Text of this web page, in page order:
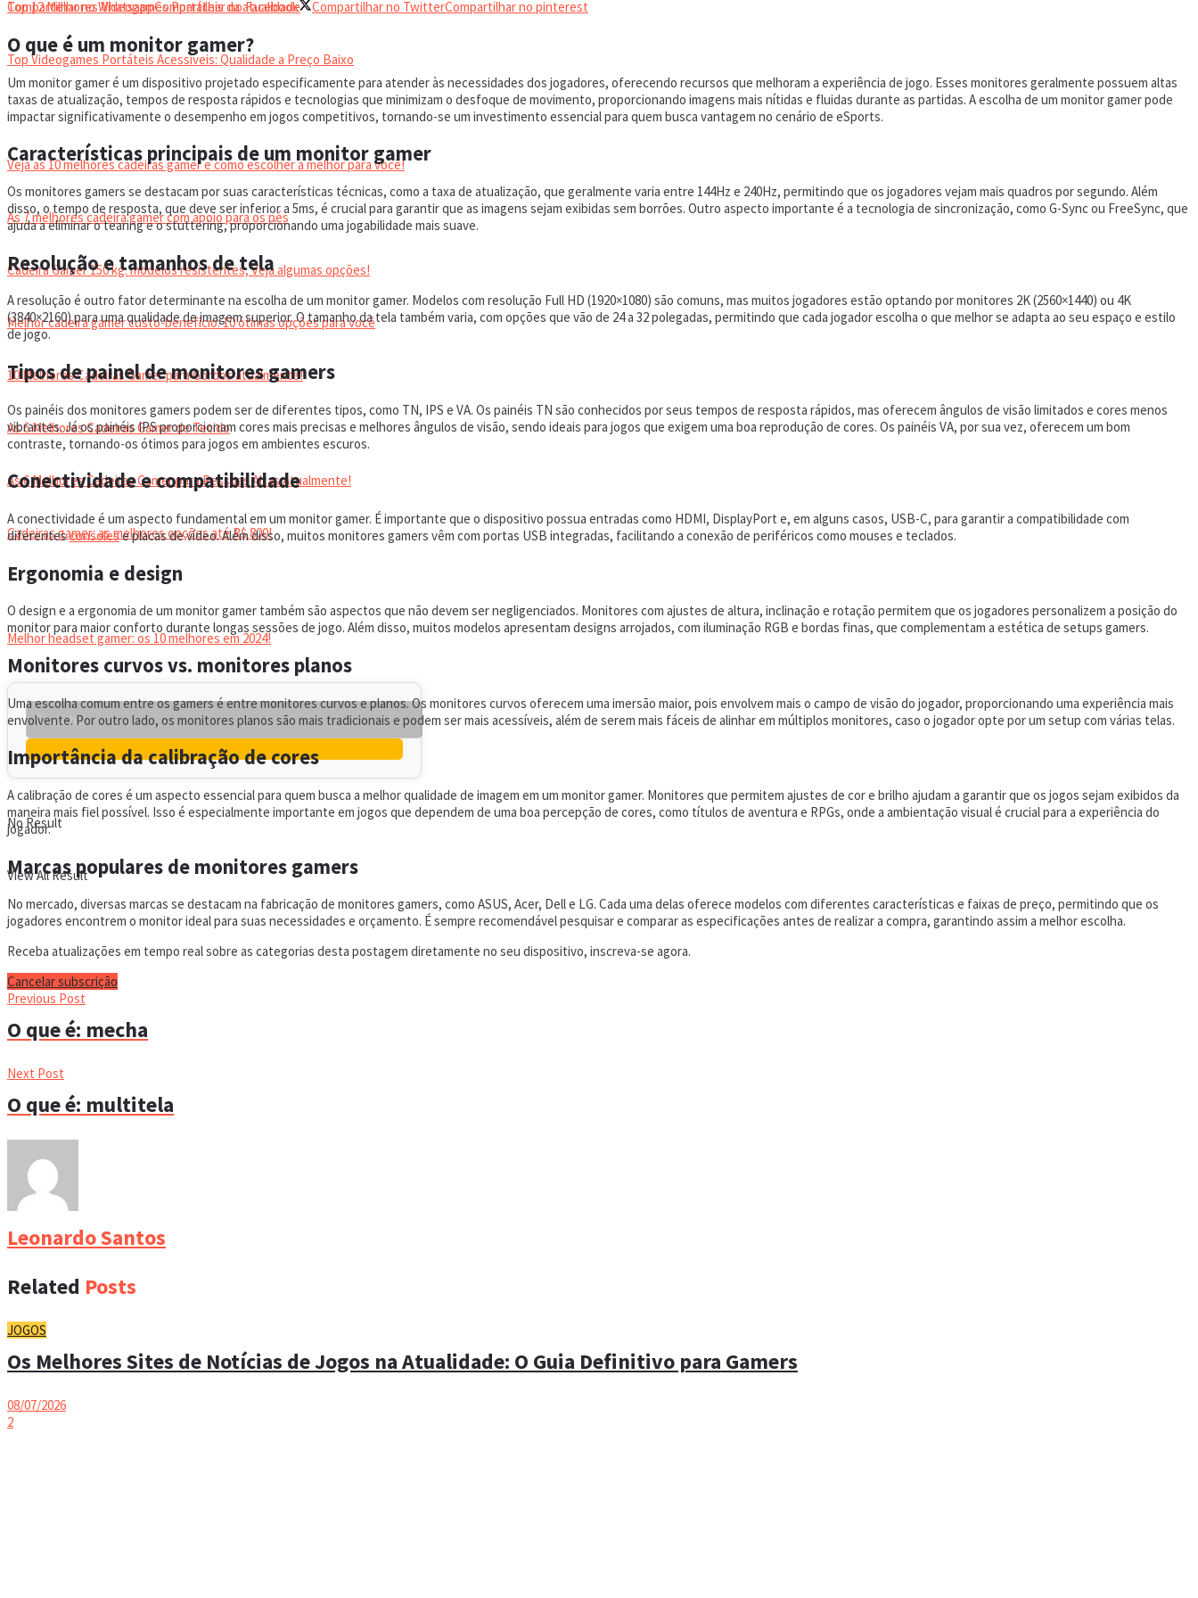
Top 12 Melhores Videogames Portáteis da atualidade
Top Videogames Portáteis Acessíveis: Qualidade a Preço Baixo
CADEIRA GAMER
Veja as 10 melhores cadeiras gamer e como escolher a melhor para você!
As 7 melhores cadeira gamer com apoio para os pés
Cadeira Gamer 150 kg: modelos resistentes, Veja algumas opções!
Melhor cadeira gamer custo-benefício: 10 ótimas opções para você
10 Melhores Cadeiras Gamer para Gordos atualmente!
As 6 Melhores Cadeiras Gamer de Tecido
As 6 Melhores Cadeiras Gamer para Pessoas Altas Atualmente!
Cadeiras gamer: as melhores opções até R$ 800!
HEADSET
Melhor headset gamer: os 10 melhores em 2024!
No Result
View All Result
Compartilhar no WhatsappCompartilhar no Facebook Compartilhar no TwitterCompartilhar no pinterest
O que é um monitor gamer?
Um monitor gamer é um dispositivo projetado especificamente para atender às necessidades dos jogadores, oferecendo recursos que melhoram a experiência de jogo. Esses monitores geralmente possuem altas
taxas de atualização, tempos de resposta rápidos e tecnologias que minimizam o desfoque de movimento, proporcionando imagens mais nítidas e fluidas durante as partidas. A escolha de um monitor gamer pode
impactar significativamente o desempenho em jogos competitivos, tornando-se um investimento essencial para quem busca vantagem no cenário de eSports.
Características principais de um monitor gamer
Os monitores gamers se destacam por suas características técnicas, como a taxa de atualização, que geralmente varia entre 144Hz e 240Hz, permitindo que os jogadores vejam mais quadros por segundo. Além
disso, o tempo de resposta, que deve ser inferior a 5ms, é crucial para garantir que as imagens sejam exibidas sem borrões. Outro aspecto importante é a tecnologia de sincronização, como G-Sync ou FreeSync, que
ajuda a eliminar o tearing e o stuttering, proporcionando uma jogabilidade mais suave.
Resolução e tamanhos de tela
A resolução é outro fator determinante na escolha de um monitor gamer. Modelos com resolução Full HD (1920×1080) são comuns, mas muitos jogadores estão optando por monitores 2K (2560×1440) ou 4K
(3840×2160) para uma qualidade de imagem superior. O tamanho da tela também varia, com opções que vão de 24 a 32 polegadas, permitindo que cada jogador escolha o que melhor se adapta ao seu espaço e estilo
de jogo.
Tipos de painel de monitores gamers
Os painéis dos monitores gamers podem ser de diferentes tipos, como TN, IPS e VA. Os painéis TN são conhecidos por seus tempos de resposta rápidos, mas oferecem ângulos de visão limitados e cores menos
vibrantes. Já os painéis IPS proporcionam cores mais precisas e melhores ângulos de visão, sendo ideais para jogos que exigem uma boa reprodução de cores. Os painéis VA, por sua vez, oferecem um bom
contraste, tornando-os ótimos para jogos em ambientes escuros.
Conectividade e compatibilidade
A conectividade é um aspecto fundamental em um monitor gamer. É importante que o dispositivo possua entradas como HDMI, DisplayPort e, em alguns casos, USB-C, para garantir a compatibilidade com
diferentesconsolese placas de vídeo. Além disso, muitos monitores gamers vêm com portas USB integradas, facilitando a conexão de periféricos como mouses e teclados.
Ergonomia e design
O design e a ergonomia de um monitor gamer também são aspectos que não devem ser negligenciados. Monitores com ajustes de altura, inclinação e rotação permitem que os jogadores personalizem a posição do
monitor para maior conforto durante longas sessões de jogo. Além disso, muitos modelos apresentam designs arrojados, com iluminação RGB e bordas finas, que complementam a estética de setups gamers.
Monitores curvos vs. monitores planos
Uma escolha comum entre os gamers é entre monitores curvos e planos. Os monitores curvos oferecem uma imersão maior, pois envolvem mais o campo de visão do jogador, proporcionando uma experiência mais
envolvente. Por outro lado, os monitores planos são mais tradicionais e podem ser mais acessíveis, além de serem mais fáceis de alinhar em múltiplos monitores, caso o jogador opte por um setup com várias telas.
Importância da calibração de cores
A calibração de cores é um aspecto essencial para quem busca a melhor qualidade de imagem em um monitor gamer. Monitores que permitem ajustes de cor e brilho ajudam a garantir que os jogos sejam exibidos da
maneira mais fiel possível. Isso é especialmente importante em jogos que dependem de uma boa percepção de cores, como títulos de aventura e RPGs, onde a ambientação visual é crucial para a experiência do
jogador.
Marcas populares de monitores gamers
No mercado, diversas marcas se destacam na fabricação de monitores gamers, como ASUS, Acer, Dell e LG. Cada uma delas oferece modelos com diferentes características e faixas de preço, permitindo que os
jogadores encontrem o monitor ideal para suas necessidades e orçamento. É sempre recomendável pesquisar e comparar as especificações antes de realizar a compra, garantindo assim a melhor escolha.
Receba atualizações em tempo real sobre as categorias desta postagem diretamente no seu dispositivo, inscreva-se agora.
Cancelar subscrição
Previous Post
O que é: mecha
Next Post
O que é: multitela
Leonardo Santos
Related Posts
JOGOS
Os Melhores Sites de Notícias de Jogos na Atualidade: O Guia Definitivo para Gamers
08/07/2026
2